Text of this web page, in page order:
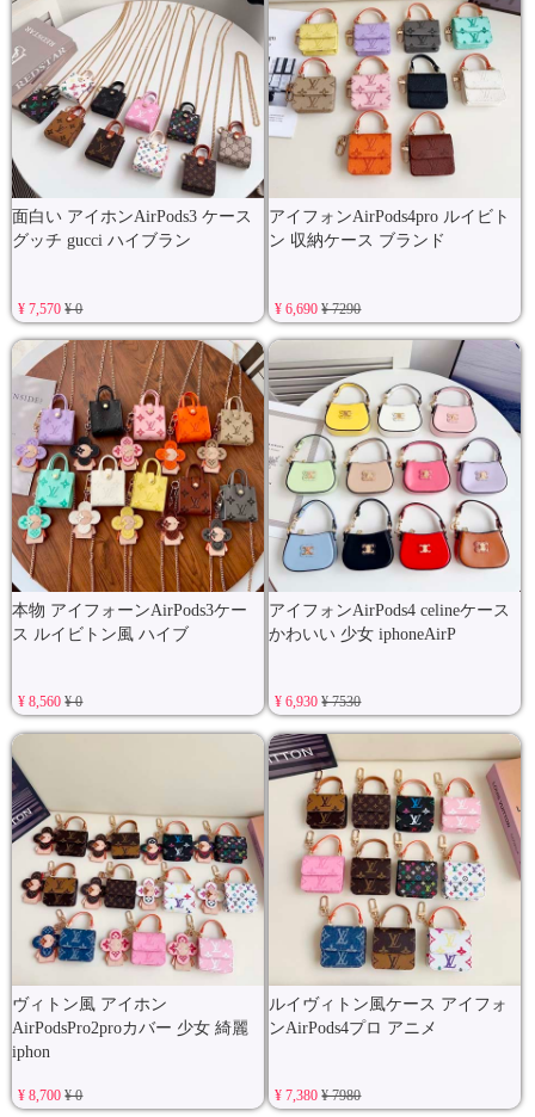
面白い アイホンAirPods3 ケース
グッチ gucci ハイブラン
¥ 7,570¥ 0
アイフォンAirPods4pro ルイビト
ン 収納ケース ブランド
¥ 6,690¥ 7290
本物 アイフォーンAirPods3ケー
ス ルイビトン風 ハイブ
¥ 8,560¥ 0
アイフォンAirPods4 celineケース
かわいい 少女 iphoneAirP
¥ 6,930¥ 7530
ヴィトン風 アイホン
AirPodsPro2proカバー 少女 綺麗
iphon
¥ 8,700¥ 0
ルイヴィトン風ケース アイフォ
ンAirPods4プロ アニメ
¥ 7,380¥ 7980